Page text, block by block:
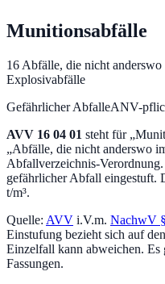
Munitionsabfälle
16 Abfälle, die nicht
Explosivabfälle
Gefährlicher AbfalleANV-
AVV 16 04 01 steht für „
„Abfälle, die nicht anderswo
Abfallverzeichnis-Verordnung.
gefährlicher Abfall eingestuft.
t/m³.
Quelle: AVV i.V.m. NachwV
Einstufung bezieht sich auf
Einzelfall kann abweichen. Es
Fassungen.